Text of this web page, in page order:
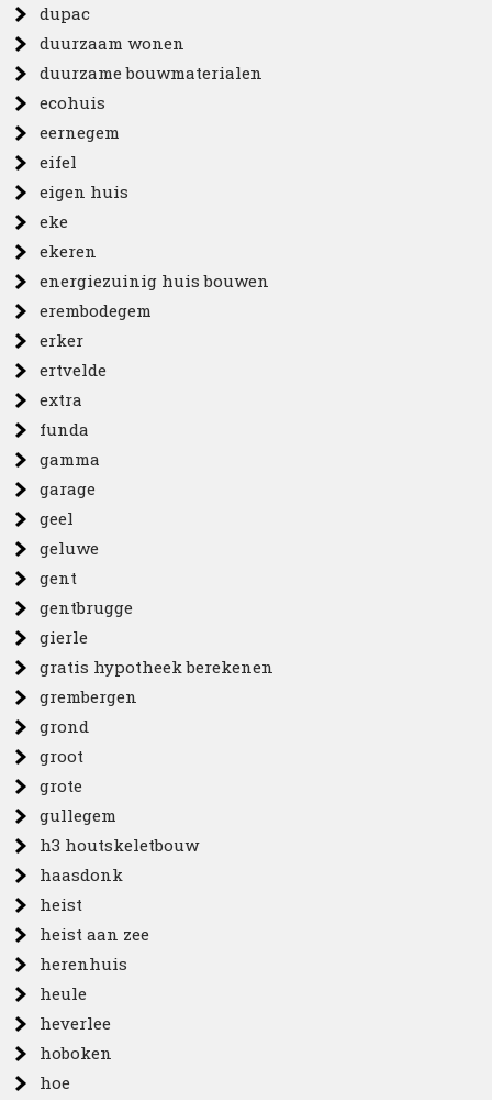
dupac
duurzaam wonen
duurzame bouwmaterialen
ecohuis
eernegem
eifel
eigen huis
eke
ekeren
energiezuinig huis bouwen
erembodegem
erker
ertvelde
extra
funda
gamma
garage
geel
geluwe
gent
gentbrugge
gierle
gratis hypotheek berekenen
grembergen
grond
groot
grote
gullegem
h3 houtskeletbouw
haasdonk
heist
heist aan zee
herenhuis
heule
heverlee
hoboken
hoe